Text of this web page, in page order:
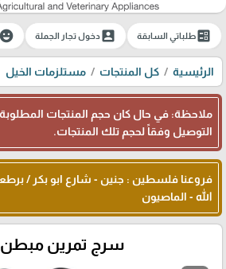
ballotطلباتي السابقة account_boxدخول تجار الجملة emoji_emotions
الرئيسية كل المنتجات مستلزمات الخيل
ملاحظة: في حال كان حجم المنتجات
التوصيل وفقاً لحجم تلك المنتجات.
فروعنا فلسطين : جنين - شارع ابو بكر /
الله - الماصيون
سرج تمرين مبطن